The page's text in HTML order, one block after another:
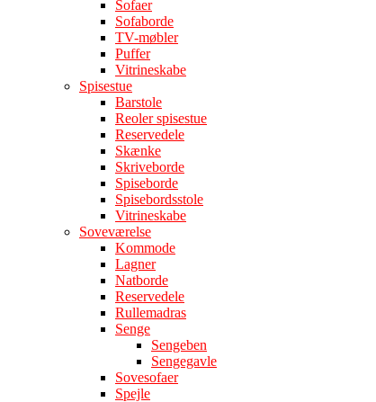
Sofaer
Sofaborde
TV-møbler
Puffer
Vitrineskabe
Spisestue
Barstole
Reoler spisestue
Reservedele
Skænke
Skriveborde
Spiseborde
Spisebordsstole
Vitrineskabe
Soveværelse
Kommode
Lagner
Natborde
Reservedele
Rullemadras
Senge
Sengeben
Sengegavle
Sovesofaer
Spejle